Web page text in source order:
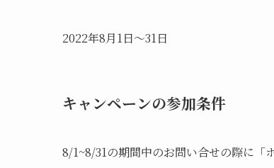
2022年8月1日〜31日
キャンペーンの参加条件
8/1~8/31の期間中のお問い合せの際に「